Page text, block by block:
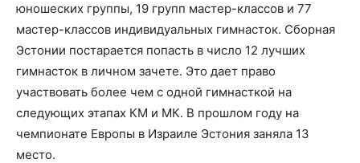
юношеских группы, 19 групп мастер-классов и 77
мастер-классов индивидуальных гимнасток. Сборная
Эстонии постарается попасть в число 12 лучших
гимнасток в личном зачете. Это дает право
участвовать более чем с одной гимнасткой на
следующих этапах КМ и МК. В прошлом году на
чемпионате Европы в Израиле Эстония заняла 13
место.